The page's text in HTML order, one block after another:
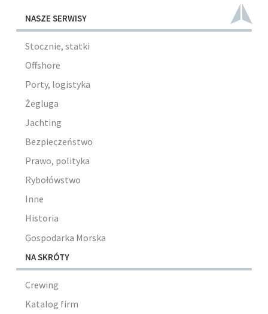
NASZE SERWISY
Stocznie, statki
Offshore
Porty, logistyka
Żegluga
Jachting
Bezpieczeństwo
Prawo, polityka
Rybołówstwo
Inne
Historia
Gospodarka Morska
NA SKRÓTY
Crewing
Katalog firm